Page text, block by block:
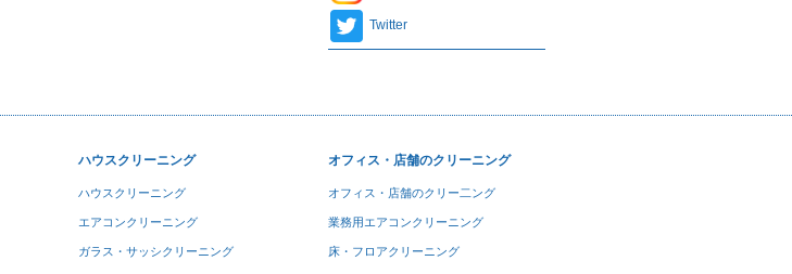
Twitter
ハウスクリーニング
ハウスクリーニング
エアコンクリーニング
ガラス・サッシクリーニング
オフィス・店舗のクリーニング
オフィス・店舗のクリー二ング
業務用エアコンクリーニング
床・フロアクリーニング